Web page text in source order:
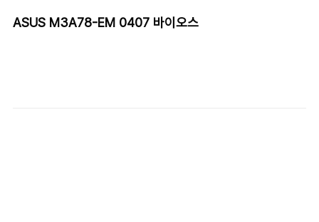
ASUS M3A78-EM 0407 바이오스